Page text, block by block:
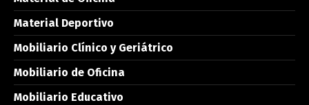
Material Deportivo
Mobiliario Clínico y Geriátrico
Mobiliario de Oficina
Mobiliario Educativo